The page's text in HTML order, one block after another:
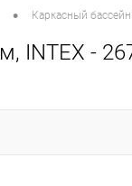
• Каркасный
INTEX -